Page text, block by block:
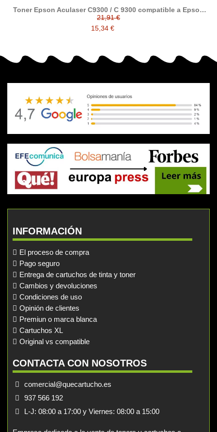
Toner Epson Aculaser C9300 / C 9300 compatible a Epson
C13S050605 / C13S050604 / C13S050603 / C13S050602
21,91 €
15,34 €
INFORMACIÓN
El proceso de compra
Pago seguro
Entrega de cartuchos de tinta y toner
Cambios y devoluciones
Condiciones de uso
Opinión de clientes
Premiun o marca blanca
Cartuchos XL
Original vs compatible
CONTACTA CON NOSOTROS
comercial@quecartucho.es
937 566 192
L-J: 08:00 a 17:00 y Viernes: 08:00 a 15:00